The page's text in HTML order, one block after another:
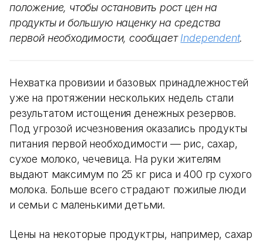
положение, чтобы остановить рост цен на
продукты и большую наценку на средства
первой необходимости, сообщаетIndependent.
Нехватка провизии и базовых принадлежностей
уже на протяжении нескольких недель стали
результатом истощения денежных резервов.
Под угрозой исчезновения оказались продукты
питания первой необходимости — рис, сахар,
сухое молоко, чечевица. На руки жителям
выдают максимум по 25 кг риса и 400 гр сухого
молока. Больше всего страдают пожилые люди
и семьи с маленькими детьми.
Цены на некоторые продуктры, например, сахар